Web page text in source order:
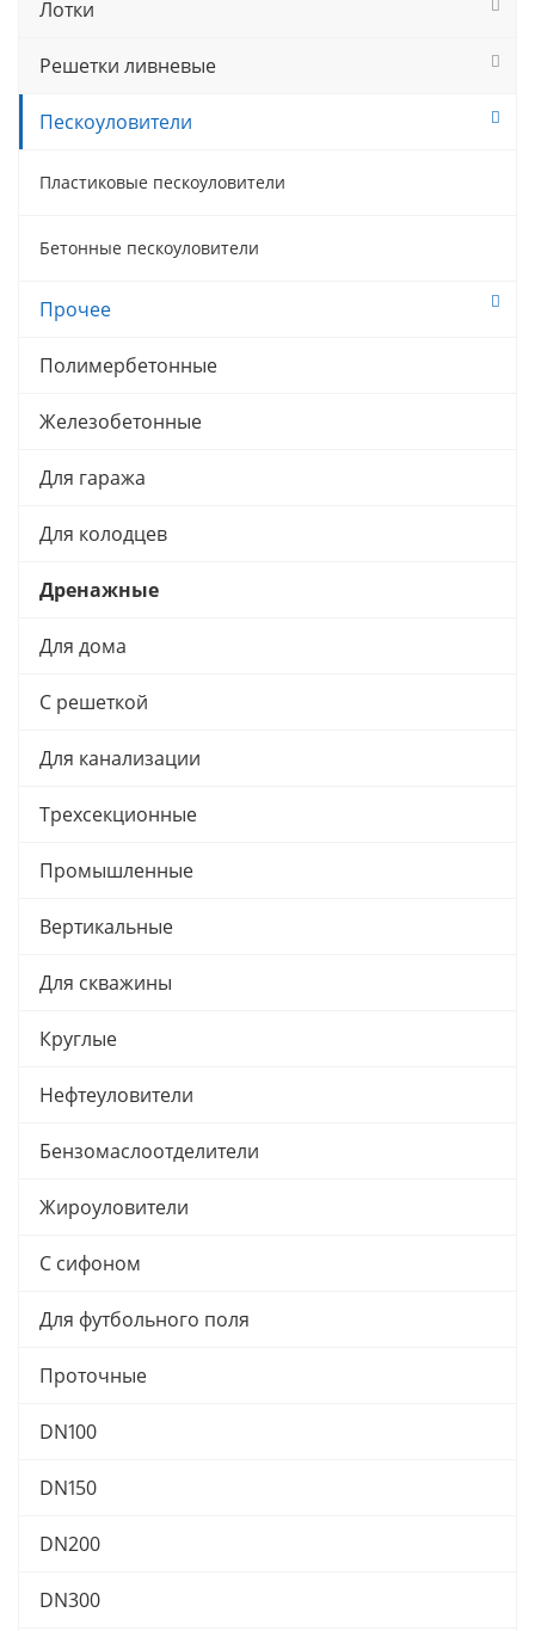
Лотки
Решетки ливневые
Пескоуловители
Пластиковые пескоуловители
Бетонные пескоуловители
Прочее
Полимербетонные
Железобетонные
Для гаража
Для колодцев
Дренажные
Для дома
С решеткой
Для канализации
Трехсекционные
Промышленные
Вертикальные
Для скважины
Круглые
Нефтеуловители
Бензомаслоотделители
Жироуловители
С сифоном
Для футбольного поля
Проточные
DN100
DN150
DN200
DN300